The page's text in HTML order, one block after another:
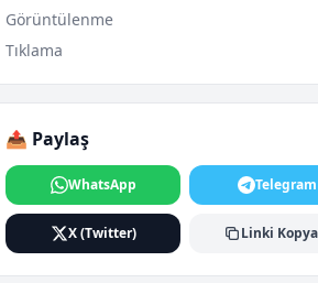
Görüntülenme
Tıklama
📤 Paylaş
WhatsApp Telegram
X (Twitter) Linki